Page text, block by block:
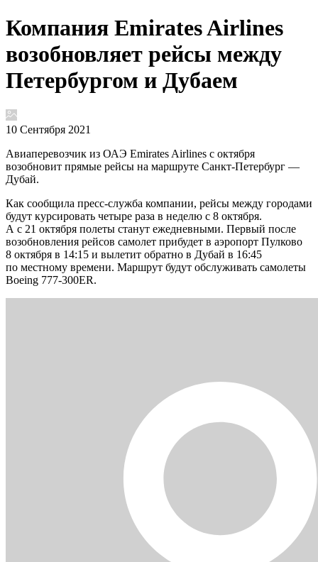
Компания Emirates Airlines
возобновляет рейсы между
Петербургом и Дубаем
10 Сентября 2021
Авиаперевозчик из ОАЭ Emirates Airlines с октября
возобновит прямые рейсы на маршруте Санкт-Петербург —
Дубай.
Как сообщила пресс-служба компании, рейсы между городами
будут курсировать четыре раза в неделю с 8 октября.
А с 21 октября полеты станут ежедневными. Первый после
возобновления рейсов самолет прибудет в аэропорт Пулково
8 октября в 14:15 и вылетит обратно в Дубай в 16:45
по местному времени. Маршрут будут обслуживать самолеты
Boeing 777-300ER.